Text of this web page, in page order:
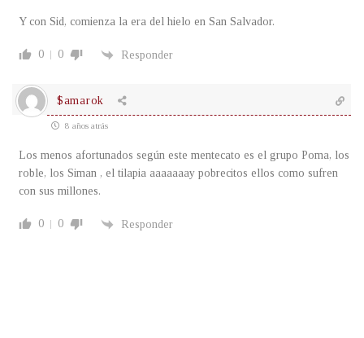
Y con Sid, comienza la era del hielo en San Salvador.
0 0 Responder
$amarok
8 años atrás
Los menos afortunados según este mentecato es el grupo Poma, los
roble, los Siman , el tilapia aaaaaaay pobrecitos ellos como sufren
con sus millones.
0 0 Responder